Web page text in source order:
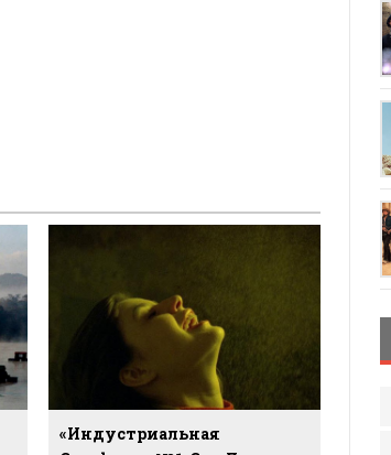
«Индустриальная